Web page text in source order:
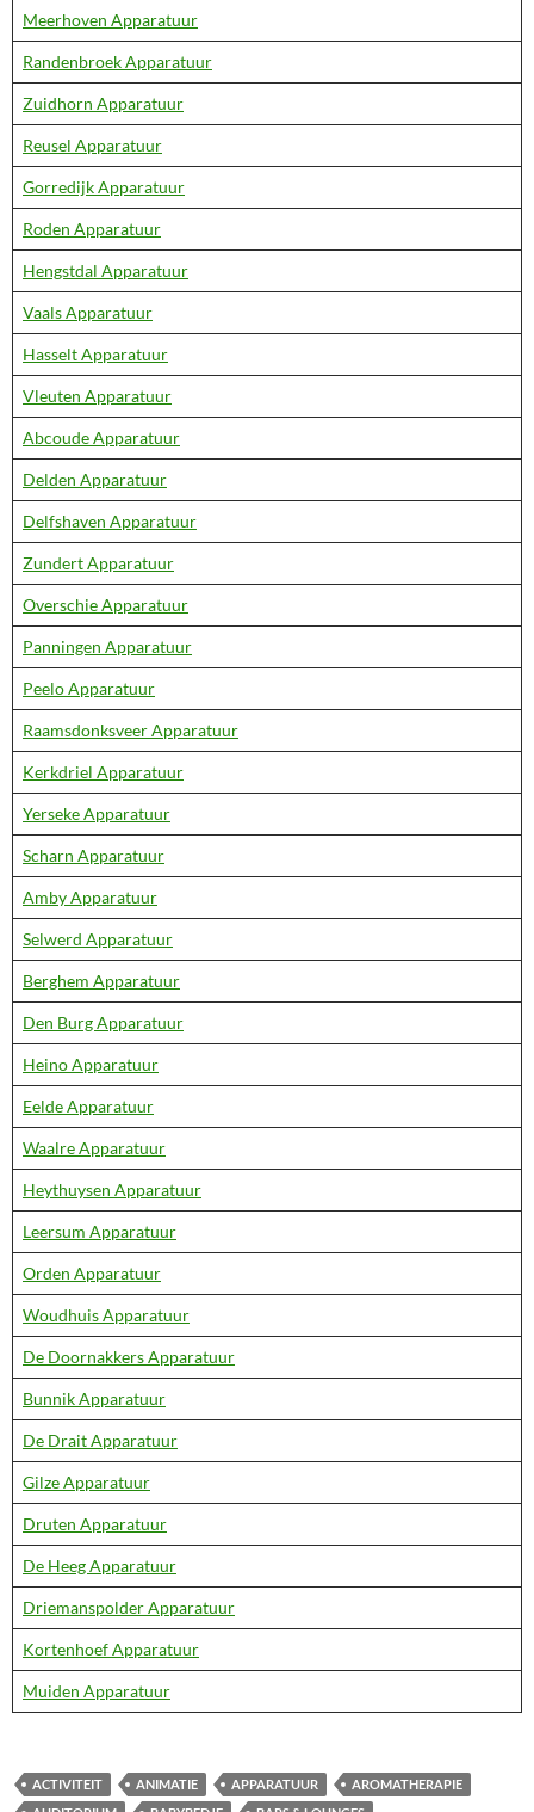
Meerhoven Apparatuur
Randenbroek Apparatuur
Zuidhorn Apparatuur
Reusel Apparatuur
Gorredijk Apparatuur
Roden Apparatuur
Hengstdal Apparatuur
Vaals Apparatuur
Hasselt Apparatuur
Vleuten Apparatuur
Abcoude Apparatuur
Delden Apparatuur
Delfshaven Apparatuur
Zundert Apparatuur
Overschie Apparatuur
Panningen Apparatuur
Peelo Apparatuur
Raamsdonksveer Apparatuur
Kerkdriel Apparatuur
Yerseke Apparatuur
Scharn Apparatuur
Amby Apparatuur
Selwerd Apparatuur
Berghem Apparatuur
Den Burg Apparatuur
Heino Apparatuur
Eelde Apparatuur
Waalre Apparatuur
Heythuysen Apparatuur
Leersum Apparatuur
Orden Apparatuur
Woudhuis Apparatuur
De Doornakkers Apparatuur
Bunnik Apparatuur
De Drait Apparatuur
Gilze Apparatuur
Druten Apparatuur
De Heeg Apparatuur
Driemanspolder Apparatuur
Kortenhoef Apparatuur
Muiden Apparatuur
ACTIVITEIT ANIMATIE APPARATUUR
AROMATHERAPIE